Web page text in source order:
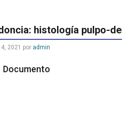
histología pulpo-
2021 por admin
Documento